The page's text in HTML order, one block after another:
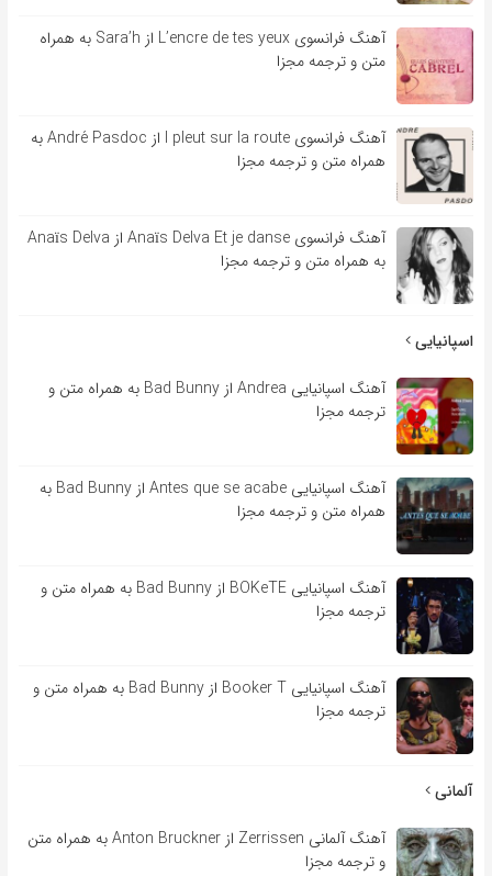
آهنگ فرانسوی L’encre de tes yeux از Sara’h به همراه
متن و ترجمه مجزا
آهنگ فرانسوی l pleut sur la route از André Pasdoc به
همراه متن و ترجمه مجزا
آهنگ فرانسوی Anaïs Delva Et je danse از Anaïs Delva
به همراه متن و ترجمه مجزا
اسپانیایی
آهنگ اسپانیایی Andrea از Bad Bunny به همراه متن و
ترجمه مجزا
آهنگ اسپانیایی Antes que se acabe از Bad Bunny به
همراه متن و ترجمه مجزا
آهنگ اسپانیایی BOKeTE از Bad Bunny به همراه متن و
ترجمه مجزا
آهنگ اسپانیایی Booker T از Bad Bunny به همراه متن و
ترجمه مجزا
آلمانی
آهنگ آلمانی Zerrissen از Anton Bruckner به همراه متن
و ترجمه مجزا